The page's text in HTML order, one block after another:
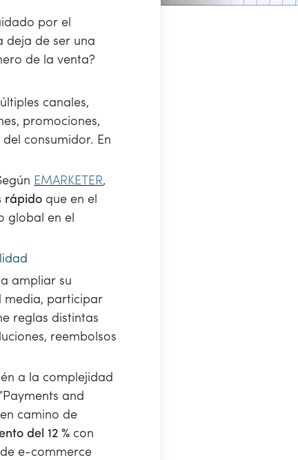
por el
deja de ser una
de la venta?
canales,
promociones,
consumidor. En
EMARKETER,
rápido que en el
global en el
ampliar su
media, participar
reglas distintas
reembolsos
a la complejidad
and
camino de
del 12 % con
e-commerce